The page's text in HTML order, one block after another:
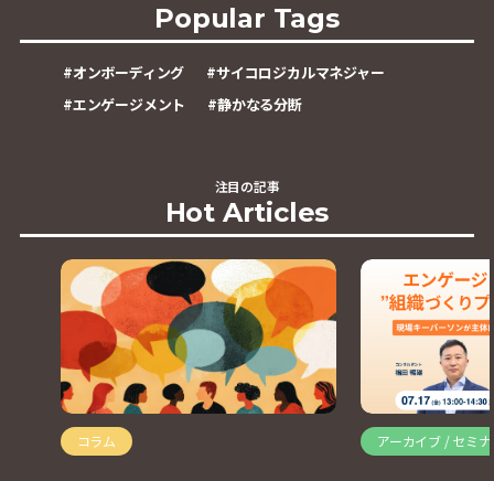
Popular Tags
#オンボーディング #サイコロジカルマネジャー
#エンゲージメント #静かなる分断
注目の記事
Hot Articles
コラム アーカイブ / セミ